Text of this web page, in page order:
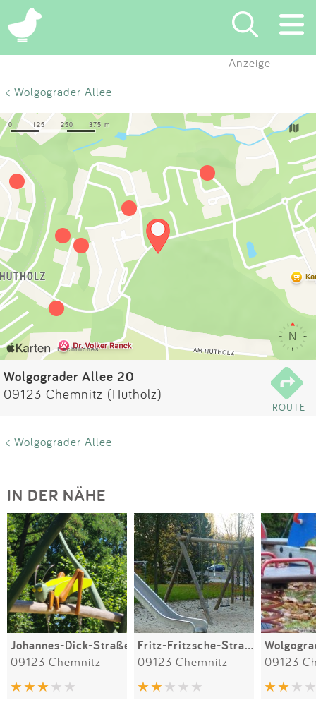
×
Eintragen
App
Blog
Partner
Kontakt
Impressum
Anmelden
Anzeige
< Wolgograder Allee
Wolgograder Allee 20
09123 Chemnitz (Hutholz)
ROUTE
< Wolgograder Allee
IN DER NÄHE
Johannes-Dick-Straße
09123 Chemnitz
Fritz-Fritzsche-Straße
09123 Chemnitz 09123